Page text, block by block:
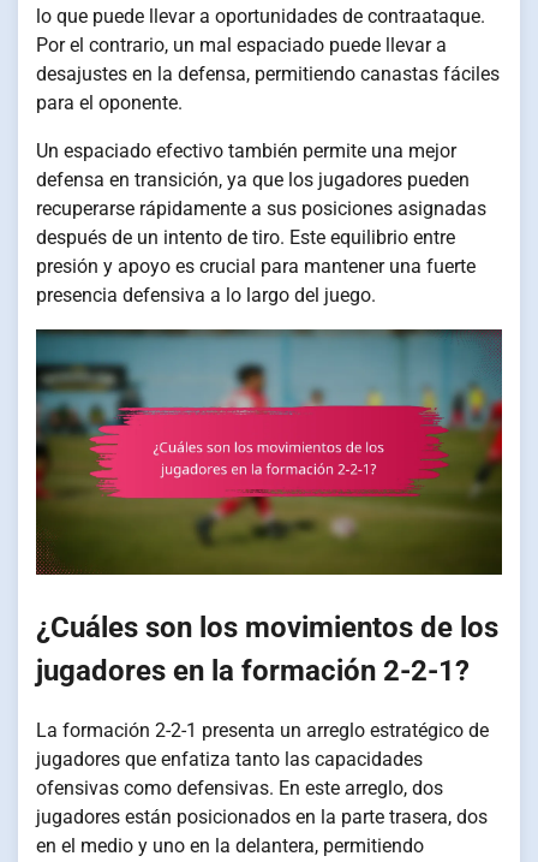
lo que puede llevar a oportunidades de contraataque.
Por el contrario, un mal espaciado puede llevar a
desajustes en la defensa, permitiendo canastas fáciles
para el oponente.
Un espaciado efectivo también permite una mejor
defensa en transición, ya que los jugadores pueden
recuperarse rápidamente a sus posiciones asignadas
después de un intento de tiro. Este equilibrio entre
presión y apoyo es crucial para mantener una fuerte
presencia defensiva a lo largo del juego.
¿Cuáles son los movimientos de los
jugadores en la formación 2-2-1?
La formación 2-2-1 presenta un arreglo estratégico de
jugadores que enfatiza tanto las capacidades
ofensivas como defensivas. En este arreglo, dos
jugadores están posicionados en la parte trasera, dos
en el medio y uno en la delantera, permitiendo